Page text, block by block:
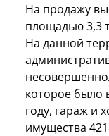
На продажу
площадью 3,3
На данной
которое было
году, гараж и
имущества